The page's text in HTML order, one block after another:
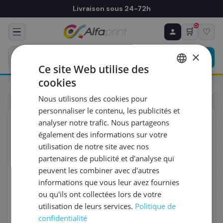
Livraison sous 24-72h
🛒
0
♡
Toners
Brother
ORIGINAL
♻ COMMANDE RÉCURRENTE
Prévoyez & économisez
Programmez votre prochain achat — notre équipe
vous prépare un devis personnalisé
RÉFÉRENCE DU PRODUIT
FRÉQUENCE
QUANTITÉ PAR LIVRAISON
DATE DE PREMIÈRE LIVRAISON SOUHAITÉE
×
Ce site Web utilise des
cookies
Nous utilisons des cookies pour
personnaliser le contenu, les publicités et
analyser notre trafic. Nous partageons
également des informations sur votre
utilisation de notre site avec nos
partenaires de publicité et d'analyse qui
peuvent les combiner avec d'autres
informations que vous leur avez fournies
ou qu'ils ont collectées lors de votre
utilisation de leurs services. Politique de
confidentialité